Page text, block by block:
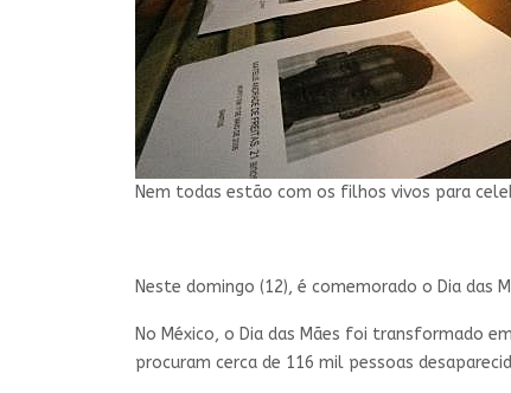
Nem todas estão com os filhos vivos para
Neste domingo (12), é comemorado o Dia das
No México, o Dia das Mães foi transformado
procuram cerca de 116 mil pessoas